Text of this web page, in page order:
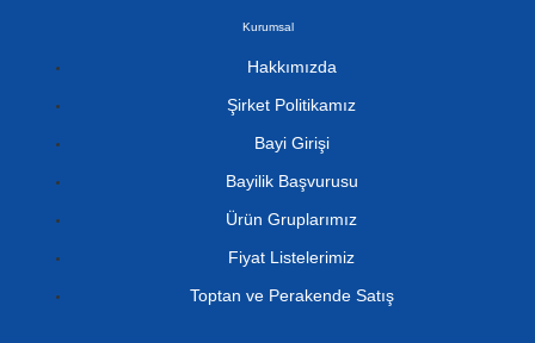
Kurumsal
Hakkımızda
Şirket Politikamız
Bayi Girişi
Bayilik Başvurusu
Ürün Gruplarımız
Fiyat Listelerimiz
Toptan ve Perakende Satış